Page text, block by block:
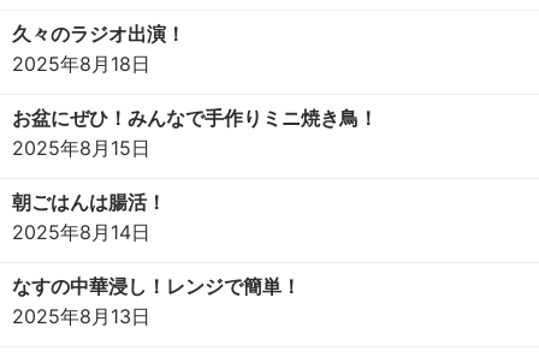
久々のラジオ出演！
2025年8月18日
お盆にぜひ！みんなで手作りミニ焼き鳥！
2025年8月15日
朝ごはんは腸活！
2025年8月14日
なすの中華浸し！レンジで簡単！
2025年8月13日